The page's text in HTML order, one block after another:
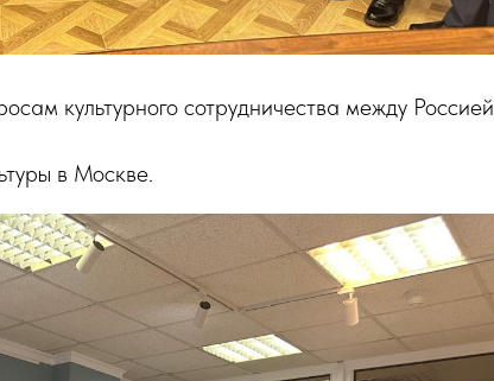
культурного сотрудничества между Россией
в Москве.